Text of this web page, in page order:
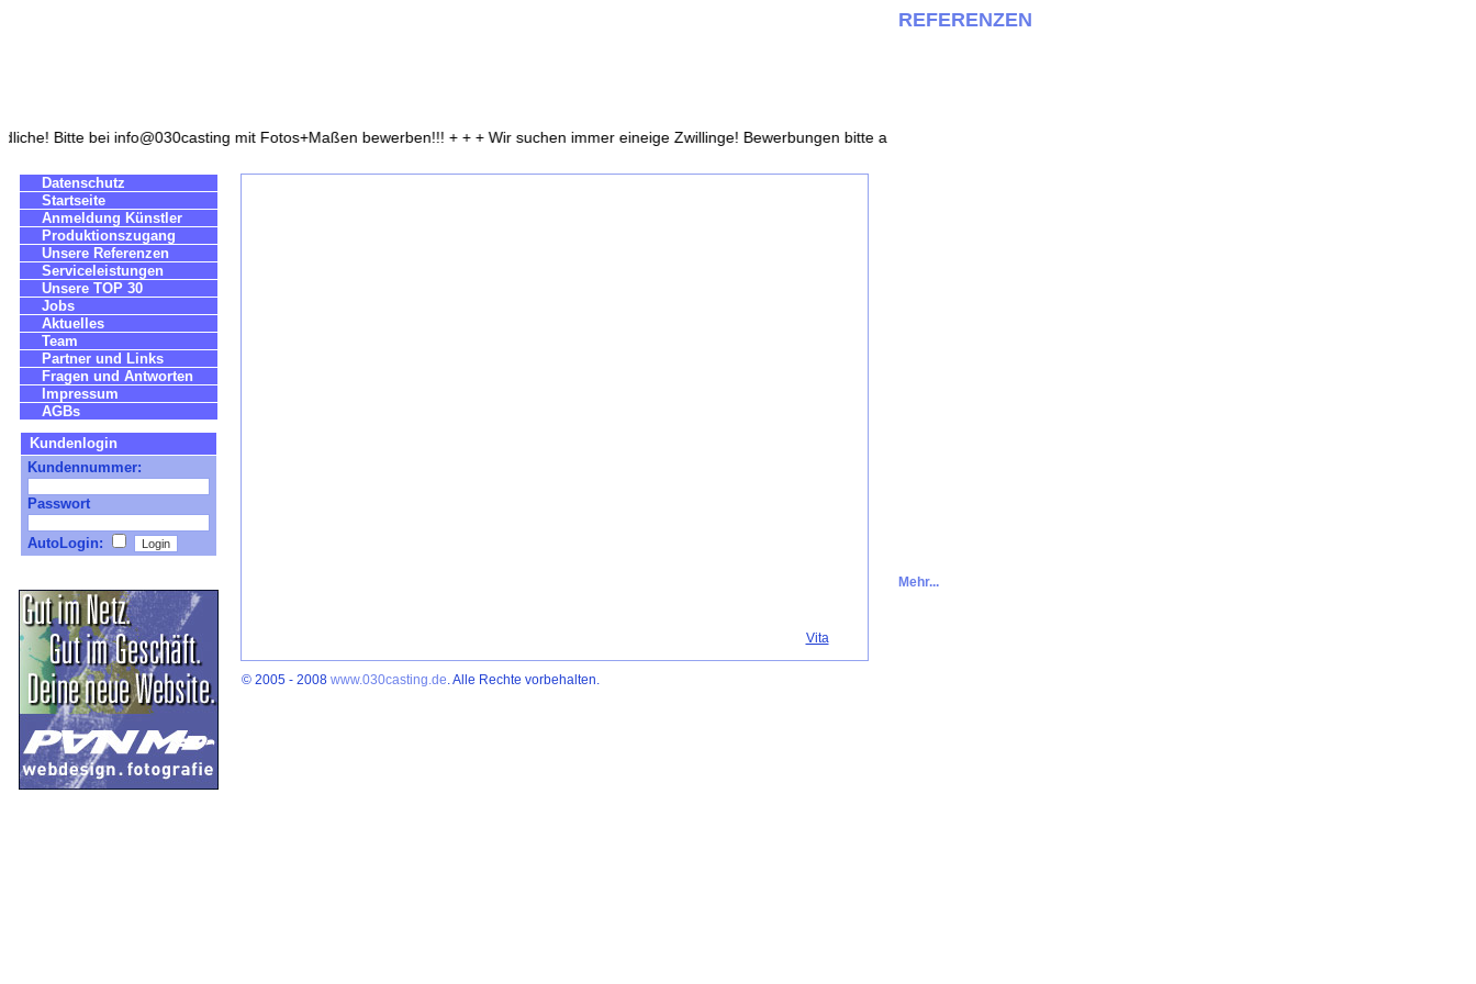
Bitte bei info@030casting mit Fotos+Maßen bewerben!!! + + + Wir suchen immer eineige Zwillinge! Bewerbungen bitte an info@030casting.de + + +
Datenschutz
Startseite
Anmeldung Künstler
Produktionszugang
Unsere Referenzen
Serviceleistungen
Unsere TOP 30
Jobs
Aktuelles
Team
Partner und Links
Fragen und Antworten
Impressum
AGBs
Kundenlogin
Kundennummer:
Passwort
AutoLogin:
Vita
© 2005 - 2008 www.030casting.de. Alle Rechte vorbehalten.
REFERENZEN
Mehr...